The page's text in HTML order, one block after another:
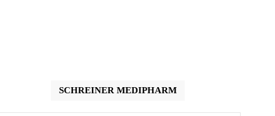
SCHREINER MEDIPHARM